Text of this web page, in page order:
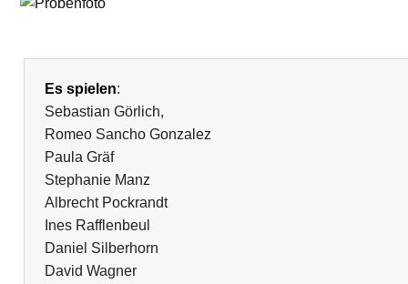
Es spielen:
Sebastian Görlich,
Romeo Sancho Gonzalez
Paula Gräf
Stephanie Manz
Albrecht Pockrandt
Ines Rafflenbeul
Daniel Silberhorn
David Wagner